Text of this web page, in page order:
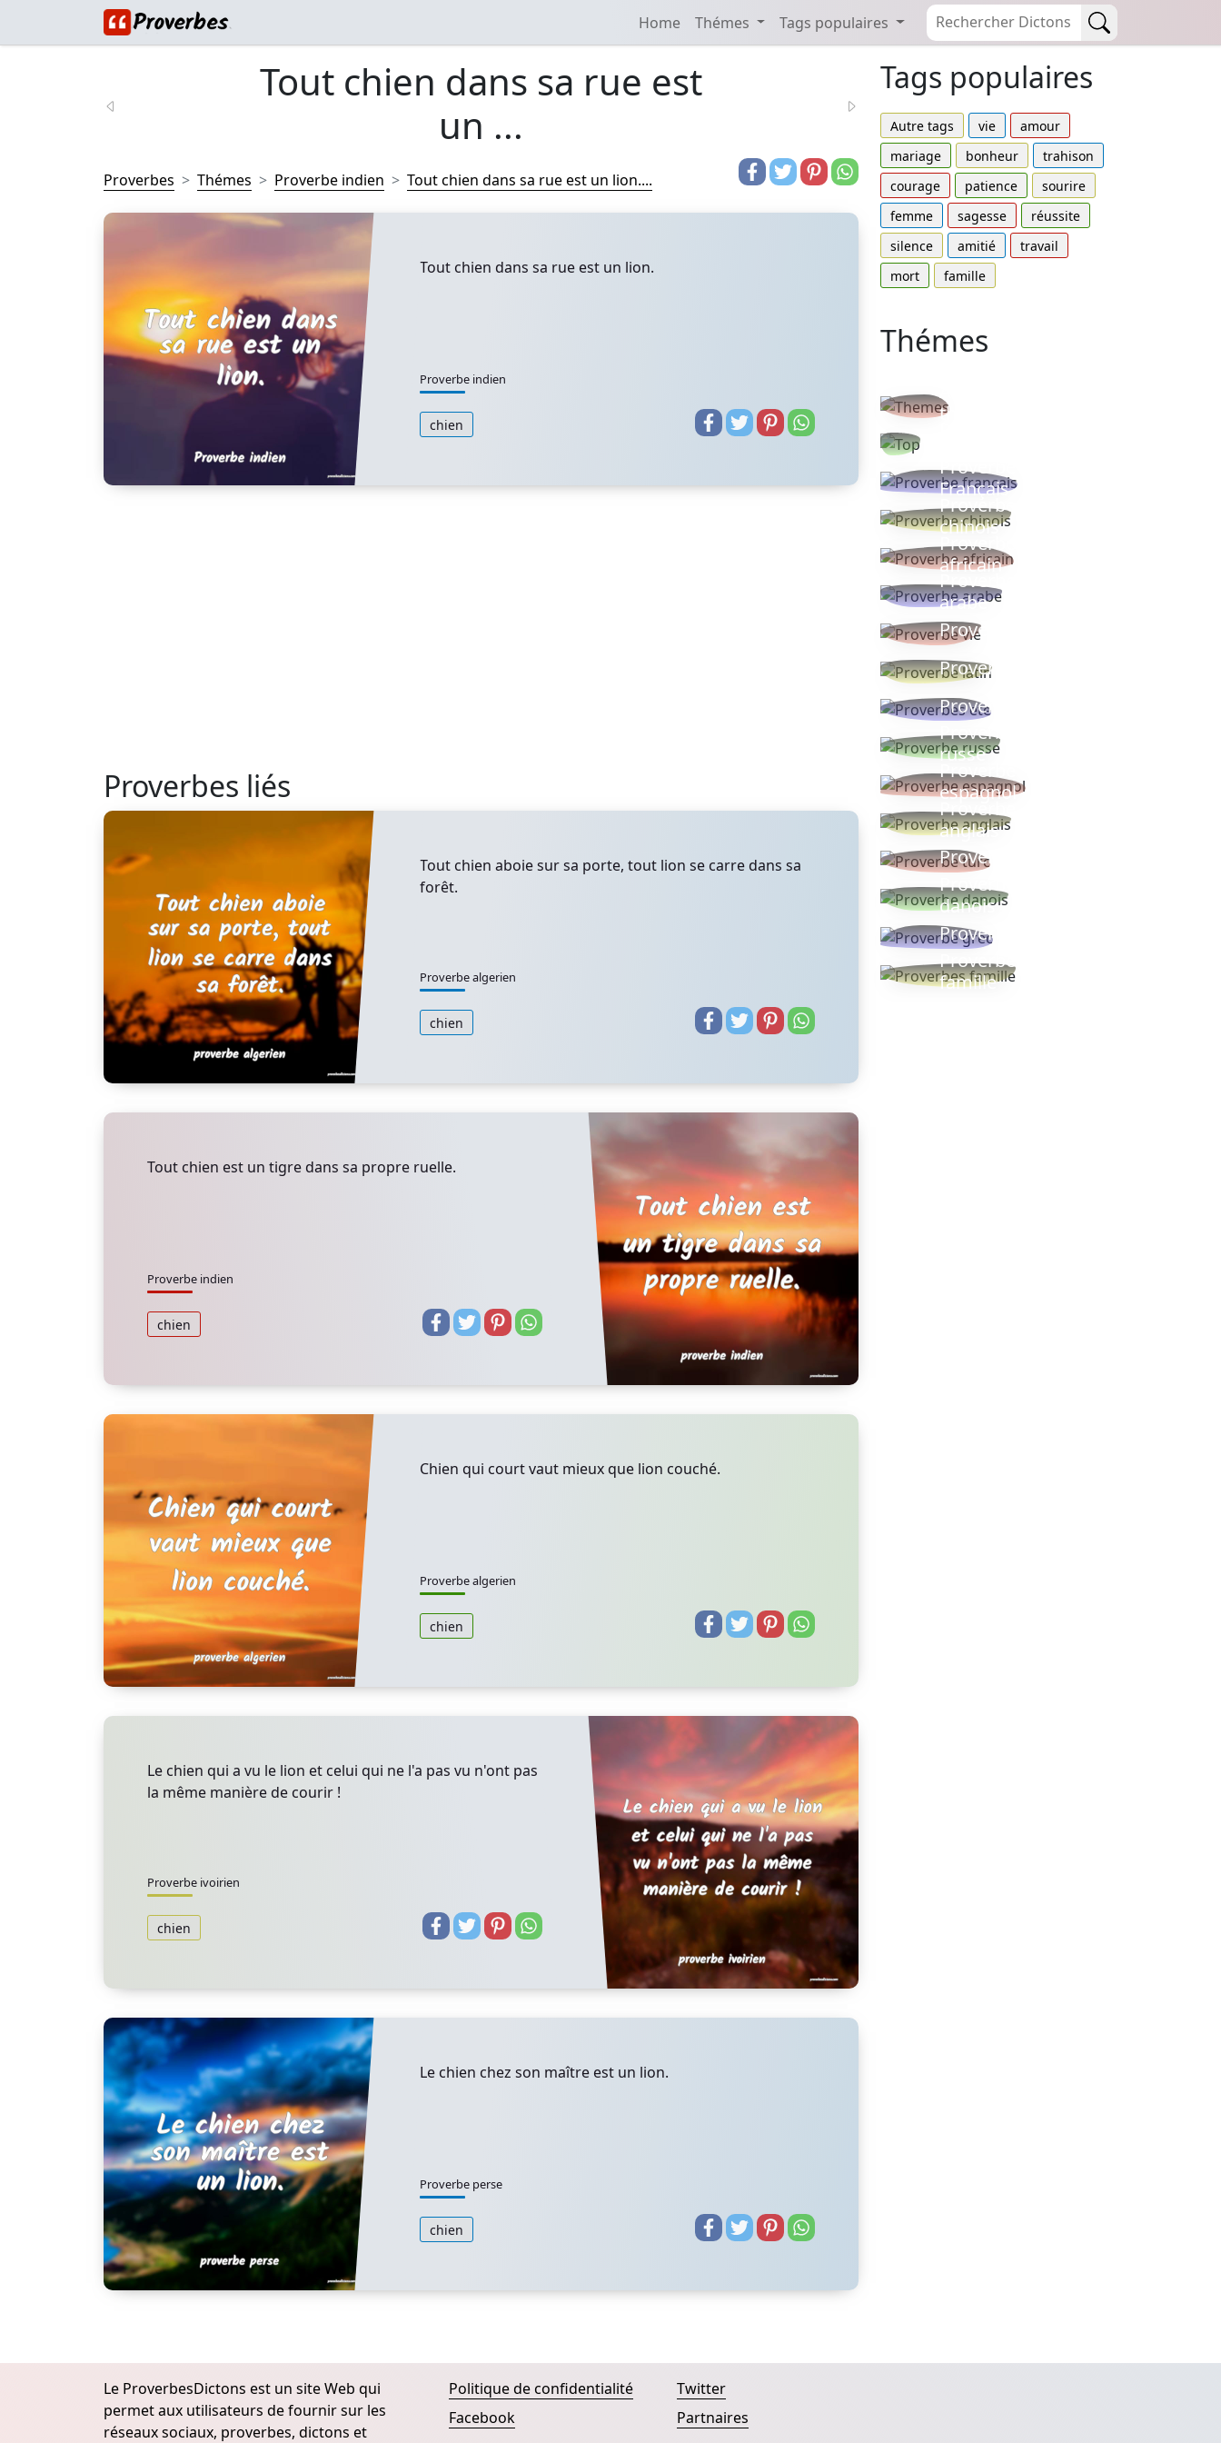
Home Thémes Tags populaires
Tout chien dans sa rue est
un ...
Proverbes Thémes Proverbe indien Tout chien dans sa rue est un lion....
Tout chien dans sa rue est un lion.
Proverbe indien
chien
Proverbes liés
Tout chien aboie sur sa porte, tout lion se carre dans sa
forêt.
Proverbe algerien
chien
Tout chien est un tigre dans sa propre ruelle.
Proverbe indien
chien
Chien qui court vaut mieux que lion couché.
Proverbe algerien
chien
Le chien qui a vu le lion et celui qui ne l'a pas vu n'ont pas
la même manière de courir !
Proverbe ivoirien
chien
Le chien chez son maître est un lion.
Proverbe perse
chien
Tags populaires
Autre tags vie
amour
mariage
bonheur
trahison
courage
patience
sourire
femme
sagesse
réussite
silence
amitié
travail
mort
famille
Thémes
thèmes
Proverbe
Français
Proverbe
chinois
Proverbe
africain
Proverbe
arabe
Proverbe vie
Proverbe latin
Proverbes ete
Proverbe
russe
Proverbe
espagnol
Proverbe
anglais
Proverbe turc
Proverbe
danois
Proverbe grec
Proverbes
famille
Le ProverbesDictons est un site Web qui
permet aux utilisateurs de fournir sur les
réseaux sociaux, proverbes, dictons et
Politique de confidentialité
Facebook
Twitter
Partnaires